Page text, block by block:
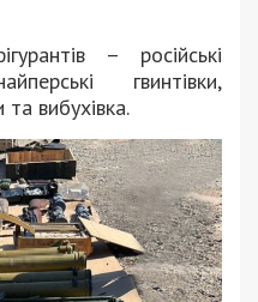
– російські
гвинтівки,
вибухівка.